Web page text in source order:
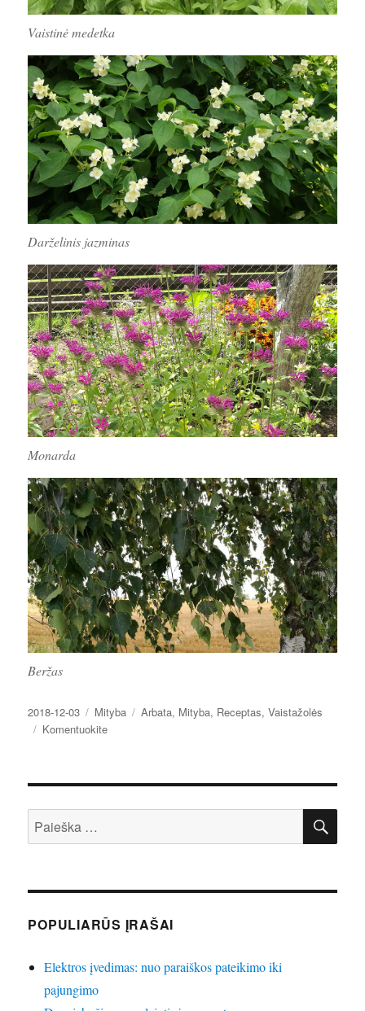
Vaistinė medetka
Darželinis jazminas
Monarda
Beržas
Paskelbta
2018-12-03 Kategorijos
Mityba Žymos
Arbata, Mityba, Receptas,Vaistažolės
Komentuokiteįrašą
receptas
Ieškoti:
POPULIARŪS ĮRAŠAI
Elektros įvedimas: nuo paraiškos pateikimo iki
pajungimo